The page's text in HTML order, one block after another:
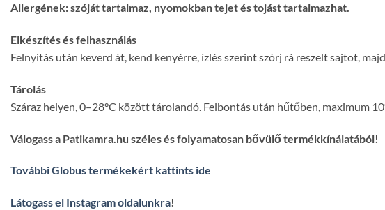
Allergének: szóját tartalmaz, nyomokban tejet és tojást tartalmazhat.
Elkészítés és felhasználás
Felnyitás után keverd át, kend kenyérre, ízlés szerint szórj rá reszelt sajtot,
Tárolás
Száraz helyen, 0–28°C között tárolandó. Felbontás után hűtőben, maximum
Válogass a Patikamra.hu széles és folyamatosan bővülő termékkínálatából!
További Globus termékekért kattints ide
Látogass el Instagram oldalunkra!